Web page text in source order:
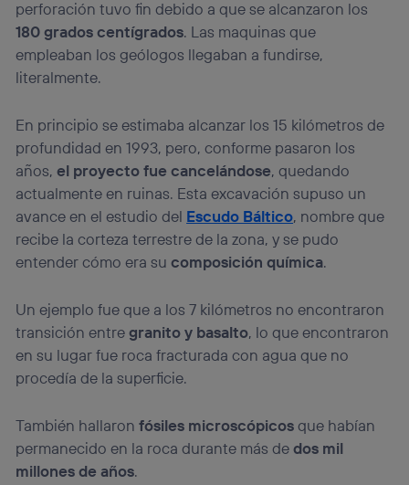
perforación tuvo fin debido a que se alcanzaron los
180 grados centígrados. Las maquinas que
empleaban los geólogos llegaban a fundirse,
literalmente.
En principio se estimaba alcanzar los 15 kilómetros de
profundidad en 1993, pero, conforme pasaron los
años,el proyecto fue cancelándose, quedando
actualmente en ruinas. Esta excavación supuso un
avance en el estudio del Escudo Báltico, nombre que
recibe la corteza terrestre de la zona, y se pudo
entender cómo era sucomposición química.
Un ejemplo fue que a los 7 kilómetros no encontraron
transición entregranito y basalto, lo que encontraron
en su lugar fue roca fracturada con agua que no
procedía de la superficie.
También hallaronfósiles microscópicosque habían
permanecido en la roca durante más dedos mil
millones de años.